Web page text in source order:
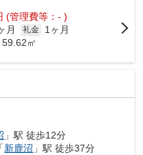
(管理費等：- )
月 礼金
1ヶ月
㎡
」駅 徒歩12分
「新鹿沼 」駅 徒歩37分